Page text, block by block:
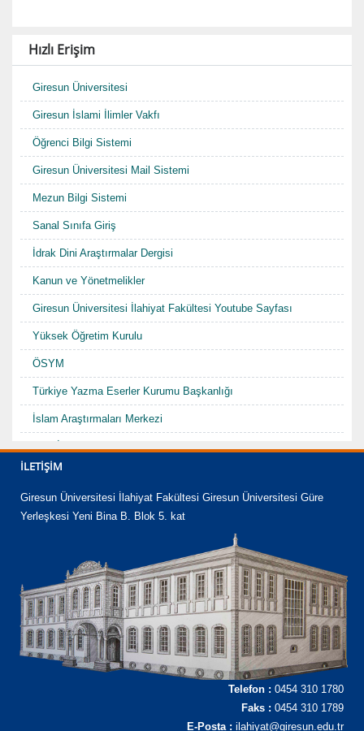
Hızlı Erişim
Giresun Üniversitesi
Giresun İslami İlimler Vakfı
Öğrenci Bilgi Sistemi
Giresun Üniversitesi Mail Sistemi
Mezun Bilgi Sistemi
Sanal Sınıfa Giriş
İdrak Dini Araştırmalar Dergisi
Kanun ve Yönetmelikler
Giresun Üniversitesi İlahiyat Fakültesi Youtube Sayfası
Yüksek Öğretim Kurulu
ÖSYM
Türkiye Yazma Eserler Kurumu Başkanlığı
İslam Araştırmaları Merkezi
TDV İslam Ansiklopedisi
Karadenizde Fütüvvet ve Ahilik Sempozyumu/Şurası-I "Hacı
Abdullah Halife"
İLETIŞIM
Giresun Üniversitesi İlahiyat Fakültesi Giresun Üniversitesi Güre
Yerleşkesi Yeni Bina B. Blok 5. kat
Telefon : 0454 310 1780
Faks : 0454 310 1789
E-Posta : ilahiyat@giresun.edu.tr